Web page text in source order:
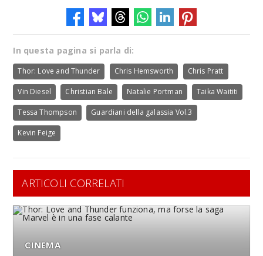
In questa pagina si parla di:
Thor: Love and Thunder Chris Hemsworth Chris Pratt
Vin Diesel Christian Bale Natalie Portman Taika Waititi
Tessa Thompson Guardiani della galassia Vol.3
Kevin Feige
ARTICOLI CORRELATI
CINEMA